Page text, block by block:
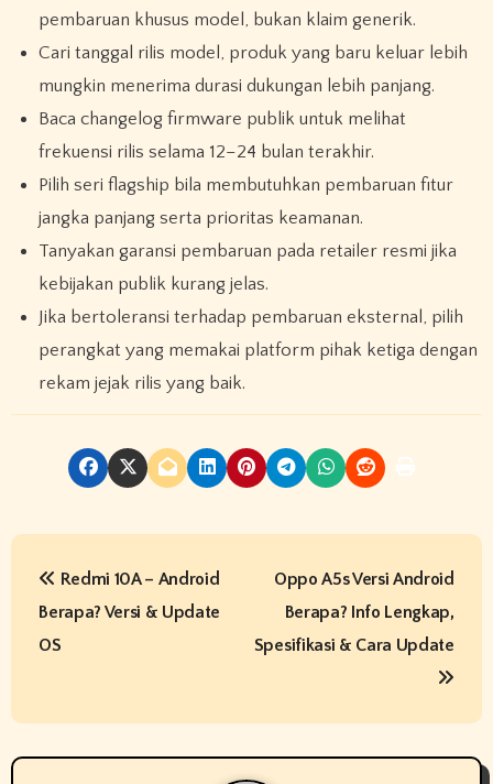
pembaruan khusus model, bukan klaim generik.
Cari tanggal rilis model, produk yang baru keluar lebih
mungkin menerima durasi dukungan lebih panjang.
Baca changelog firmware publik untuk melihat
frekuensi rilis selama 12–24 bulan terakhir.
Pilih seri flagship bila membutuhkan pembaruan fitur
jangka panjang serta prioritas keamanan.
Tanyakan garansi pembaruan pada retailer resmi jika
kebijakan publik kurang jelas.
Jika bertoleransi terhadap pembaruan eksternal, pilih
perangkat yang memakai platform pihak ketiga dengan
rekam jejak rilis yang baik.
P
n
Redmi 10A – Android
Berapa? Versi & Update
OS
Oppo A5s Versi Android
Berapa? Info Lengkap,
Spesifikasi & Cara Update